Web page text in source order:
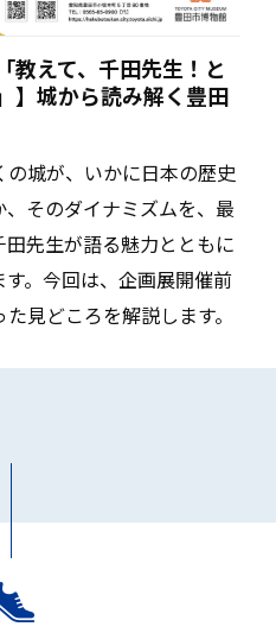
教えて、千田先生！と
】城から読み解く豊田
城が、いかに日本の歴史
そのダイナミズムを、最
先生が語る魅力とともに
。今回は、企画展開催前
見どころを解説します。